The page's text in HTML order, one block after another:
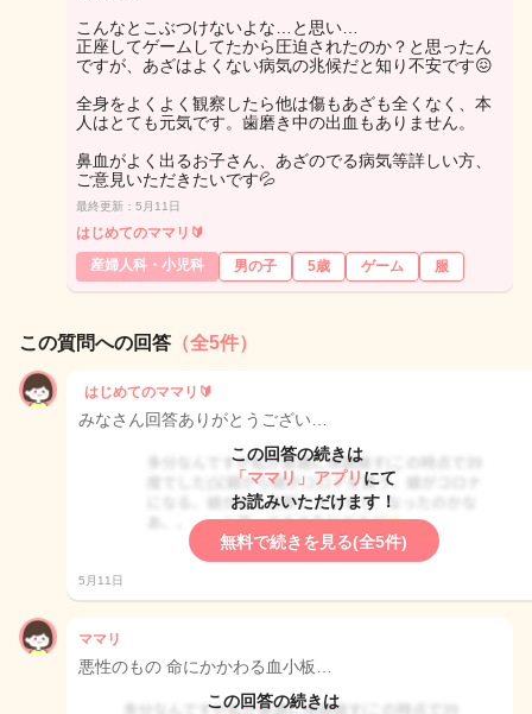
こんなとこぶつけないよな…と思い…
正座してゲームしてたから圧迫されたのか？と思ったん
ですが、あざはよくない病気の兆候だと知り不安です😖
全身をよくよく観察したら他は傷もあざも全くなく、本
人はとても元気です。歯磨き中の出血もありません。
鼻血がよく出るお子さん、あざのでる病気等詳しい方、
ご意見いただきたいです💦
最終更新：5月11日
はじめてのママリ🔰
産婦人科・小児科
男の子 5歳 ゲーム 服
この質問への回答 （全5件）
はじめてのママリ🔰
みなさん回答ありがとうござい…
この回答の続きは
「ママリ」アプリ にて
お読みいただけます！
無料で続きを見る(全5件)
5月11日
ママリ
悪性のもの 命にかかわる血小板…
この回答の続きは